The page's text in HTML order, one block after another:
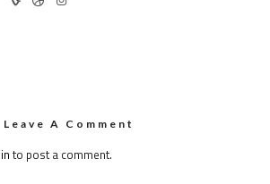
Leave A Comment
to post a comment.